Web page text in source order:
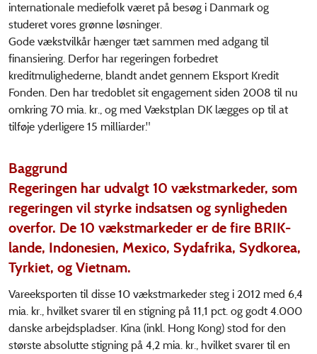
internationale mediefolk været på besøg i Danmark og
studeret vores grønne løsninger.
Gode vækstvilkår hænger tæt sammen med adgang til
finansiering. Derfor har regeringen forbedret
kreditmulighederne, blandt andet gennem Eksport Kredit
Fonden. Den har tredoblet sit engagement siden 2008 til nu
omkring 70 mia. kr., og med Vækstplan DK lægges op til at
tilføje yderligere 15 milliarder."
Baggrund
Regeringen har udvalgt 10 vækstmarkeder, som
regeringen vil styrke indsatsen og synligheden
overfor. De 10 vækstmarkeder er de fire BRIK-
lande, Indonesien, Mexico, Sydafrika, Sydkorea,
Tyrkiet, og Vietnam.
Vareeksporten til disse 10 vækstmarkeder steg i 2012 med 6,4
mia. kr., hvilket svarer til en stigning på 11,1 pct. og godt 4.000
danske arbejdspladser. Kina (inkl. Hong Kong) stod for den
største absolutte stigning på 4,2 mia. kr., hvilket svarer til en